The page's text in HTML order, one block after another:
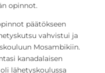
opinnot.
päätökseen
vahvistui ja
Mosambikiin.
kanadalaisen
lähetyskoulussa